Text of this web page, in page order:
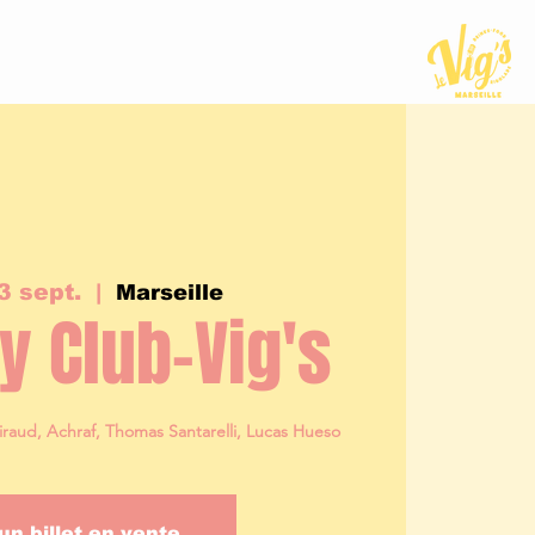
sept.
  |
Marseille
Club-Vig's
Achraf, Thomas Santarelli, Lucas Hueso